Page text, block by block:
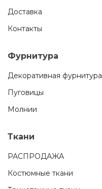
Доставка
Контакты
Фурнитура
Декоративная фурнитура
Пуговицы
Молнии
Ткани
РАСПРОДАЖА
Костюмные ткани